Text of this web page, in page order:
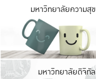
มหาวิทยาลัยความสุข
มหาวิทยาลัยดิจิทัล